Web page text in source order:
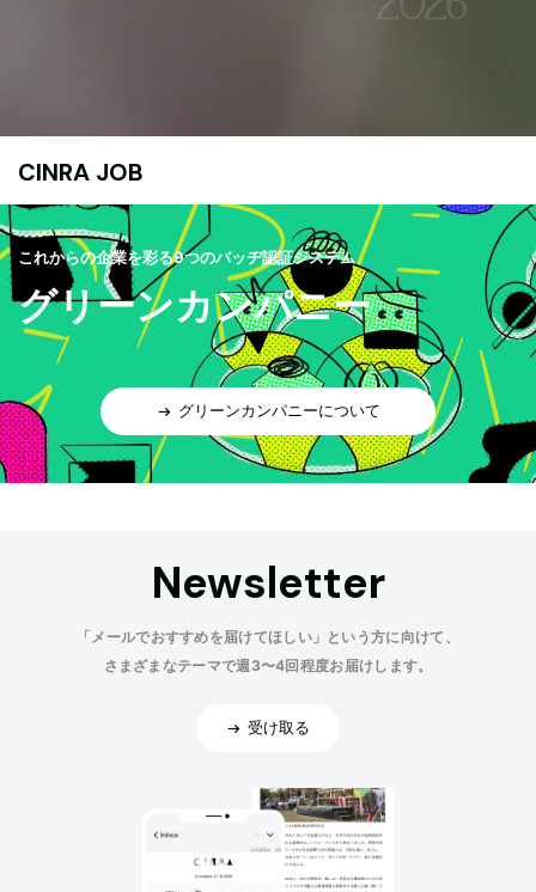
CINRA JOB
これからの企業を彩る9つのバッヂ認証システム
グリーンカンパニー
グリーンカンパニーについて
Newsletter
「メールでおすすめを届けてほしい」という方に向けて、
さまざまなテーマで週3〜4回程度お届けします。
受け取る